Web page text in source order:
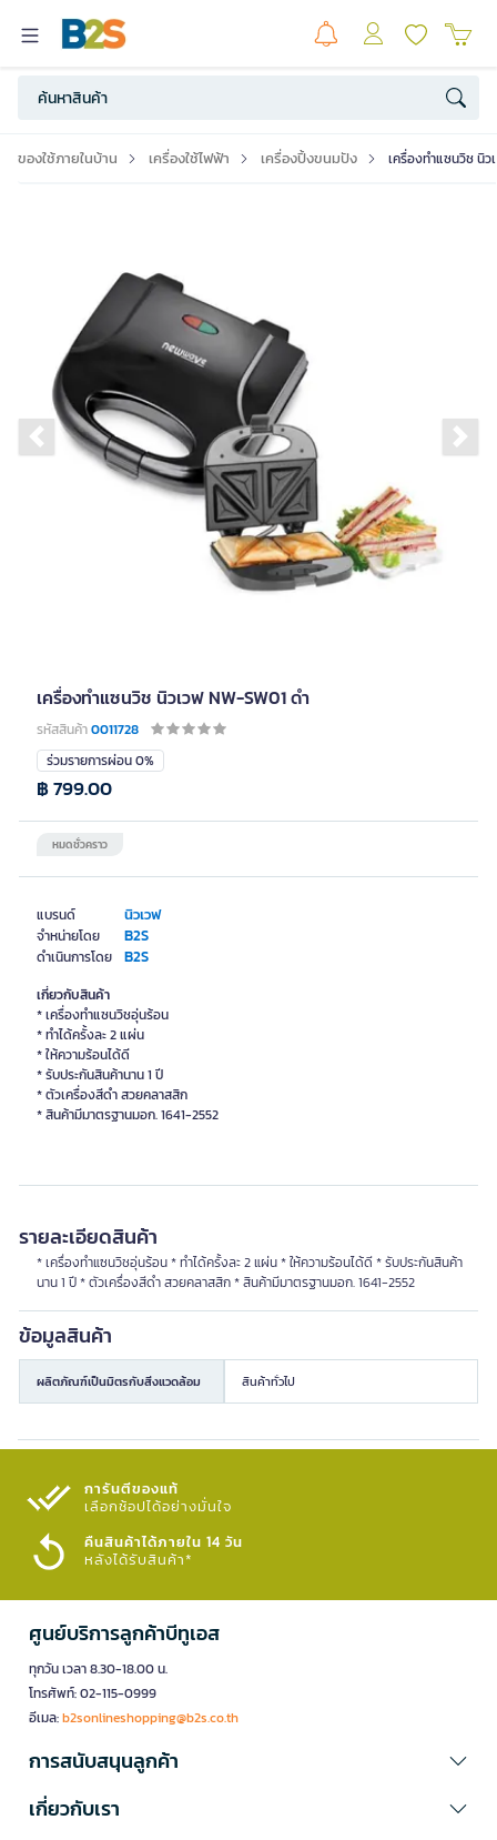
ของใช้ภายในบ้าน เครื่องใช้ไฟฟ้า เครื่องปิ้งขนมปัง เครื่องทำแซนวิช นิว
Previous slide
เครื่องทำแซนวิช นิวเวฟ NW-SW01 ดำ
รหัสสินค้า0011728
แบรนด์ นิวเวฟ
จำหน่ายโดย B2S
ดำเนินการโดย B2S
ร่วมรายการผ่อน 0%
หมดชั่วคราว
฿ 799.00
เกี่ยวกับสินค้า
* เครื่องทำแซนวิชอุ่นร้อน
* ทำได้ครั้งละ 2 แผ่น
* ให้ความร้อนได้ดี
* รับประกันสินค้านาน 1 ปี
* ตัวเครื่องสีดำ สวยคลาสสิก
* สินค้ามีมาตรฐานมอก. 1641-2552
รายละเอียดสินค้า
* เครื่องทำแซนวิชอุ่นร้อน * ทำได้ครั้งละ 2 แผ่น * ให้ความร้อนได้ดี * รับประกันสินค้า
นาน 1 ปี * ตัวเครื่องสีดำ สวยคลาสสิก * สินค้ามีมาตรฐานมอก. 1641-2552
ข้อมูลสินค้า
ผลิตภัณฑ์เป็นมิตรกับสิ่งแวดล้อม สินค้าทั่วไป
การันตีของแท้
เลือกช้อปได้อย่างมั่นใจ​
คืนสินค้าได้ภายใน 14 วัน
หลังได้รับสินค้า*
ศูนย์บริการลูกค้าบีทูเอส
ทุกวัน เวลา 8.30-18.00 น.
โทรศัพท์: 02-115-0999
อีเมล:b2sonlineshopping@b2s.co.th
การสนับสนุนลูกค้า
เกี่ยวกับเรา